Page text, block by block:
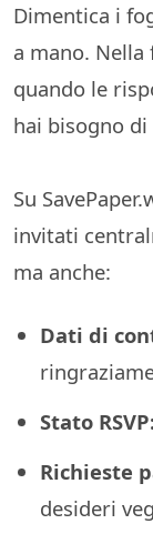
Dimentica i
a mano. Nella
quando le
hai bisogno
Su
invitati
ma anche:
Dati di
Stato
Richieste
desideri